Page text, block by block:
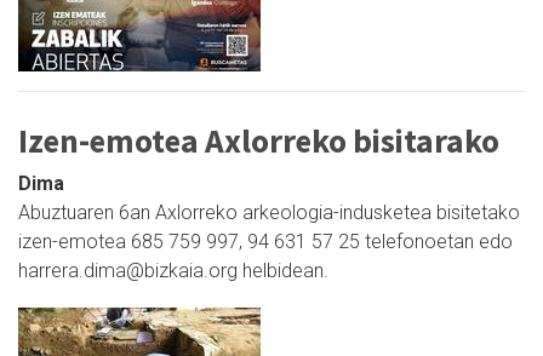
Izen-emotea Axlorreko bisitarako
Dima
Abuztuaren 6an Axlorreko arkeologia-indusketea bisitetako
izen-emotea 685 759 997, 94 631 57 25 telefonoetan edo
harrera.dima@bizkaia.org helbidean.